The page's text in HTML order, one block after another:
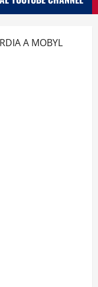
A MOBYL